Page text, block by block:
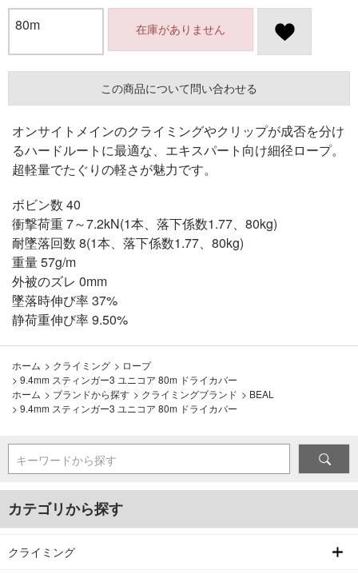
80m 在庫がありません
この商品について問い合わせる
オンサイトメインのクライミングやクリップが成否を分け
るハードルートに最適な、エキスパート向け細径ロープ。
超軽量でたぐりの軽さが魅力です。
ボビン数 40
衝撃荷重 7～7.2kN(1本、落下係数1.77、80kg)
耐墜落回数 8(1本、落下係数1.77、80kg)
重量 57g/m
外被のズレ 0mm
墜落時伸び率 37%
静荷重伸び率 9.50%
ホーム > クライミング > ロープ
> 9.4mm スティンガー3 ユニコア 80m ドライカバー
ホーム > ブランドから探す > クライミングブランド > BEAL
> 9.4mm スティンガー3 ユニコア 80m ドライカバー
キーワードから探す
カテゴリから探す
クライミング